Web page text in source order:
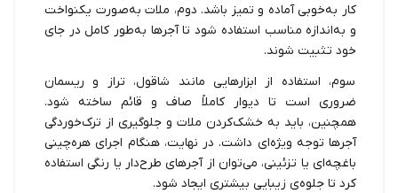
کار به‌خوبی آماده و تمیز باشد. دوم، ملات به‌صورت یکنواخت
و به‌اندازه مناسب استفاده شود تا آجرها به‌طور کامل در جای
خود تثبیت شوند.
سوم، استفاده از ابزارهایی مانند شاقول، تراز و ریسمان
ضروری است تا دیوار کاملاً صاف و قائم ساخته شود.
همچنین، باید به خشک‌کردن ملات و جلوگیری از ترک‌خوردگی
آجرها توجه ویژه‌ای داشت. در نهایت، هنگام اجرای هره‌چینی
باغچه‌ای یا تزئینی، می‌توان از آجرهای طرح‌دار یا رنگی استفاده
کرد تا جلوه‌ی زیبایی بیشتری ایجاد شود.